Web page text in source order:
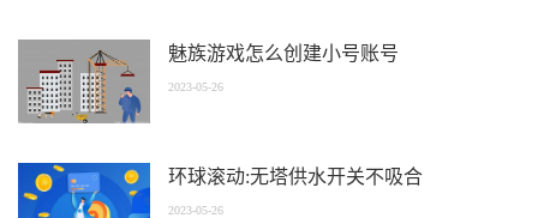
魅族游戏怎么创建小号账号
2023-05-26
环球滚动:无塔供水开关不吸合
2023-05-26